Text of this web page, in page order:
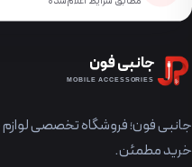
جانبی فون
MOBILE ACCESSORIES
جانبی فون؛ فروشگاه تخصصی لوازم
خرید مطمئن.